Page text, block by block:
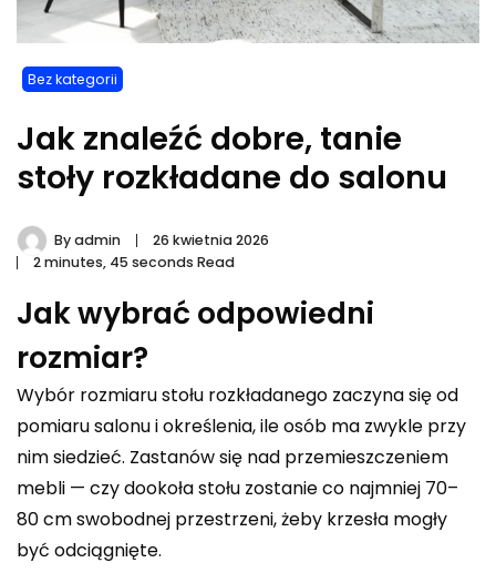
Bez kategorii
Jak znaleźć dobre, tanie
stoły rozkładane do salonu
Byadmin
26 kwietnia 2026
2 minutes, 45 seconds Read
Jak wybrać odpowiedni
rozmiar?
Wybór rozmiaru stołu rozkładanego zaczyna się od
pomiaru salonu i określenia, ile osób ma zwykle przy
nim siedzieć. Zastanów się nad przemieszczeniem
mebli — czy dookoła stołu zostanie co najmniej 70–
80 cm swobodnej przestrzeni, żeby krzesła mogły
być odciągnięte.